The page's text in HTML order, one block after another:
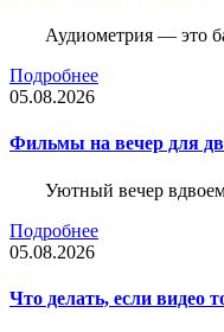
Аудиометрия — это
Подробнее
05.08.2026
Фильмы на вечер для
Уютный вечер
Подробнее
05.08.2026
Что делать, если видео